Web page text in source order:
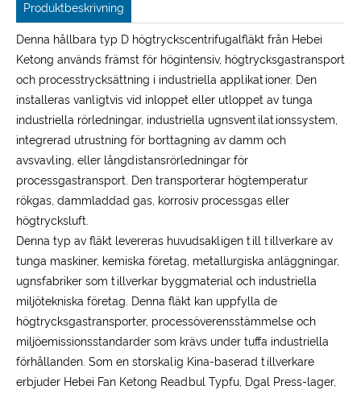
Produktbeskrivning
Denna hållbara typ D högtryckscentrifugalfläkt från Hebei
Ketong används främst för högintensiv, högtrycksgastransport
och processtrycksättning i industriella applikationer. Den
installeras vanligtvis vid inloppet eller utloppet av tunga
industriella rörledningar, industriella ugnsventilationssystem,
integrerad utrustning för borttagning av damm och
avsvavling, eller långdistansrörledningar för
processgastransport. Den transporterar högtemperatur
rökgas, dammladdad gas, korrosiv processgas eller
högtrycksluft.
Denna typ av fläkt levereras huvudsakligen till tillverkare av
tunga maskiner, kemiska företag, metallurgiska anläggningar,
ugnsfabriker som tillverkar byggmaterial och industriella
miljötekniska företag. Denna fläkt kan uppfylla de
högtrycksgastransporter, processöverensstämmelse och
miljöemissionsstandarder som krävs under tuffa industriella
förhållanden. Som en storskalig Kina-baserad tillverkare
erbjuder Hebei Fan Ketong Readbul Typfu, Dgal Press-lager,